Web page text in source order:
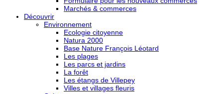
Marchés & commerces
Découvrir
Environnement
Ecologie citoyenne
Natura 2000
Base Nature François Léotard
Les plages
Les parcs et jardins
La forêt
Les étangs de Villepey
Villes et villages fleuris